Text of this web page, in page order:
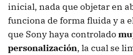
inicial, nada que objetar en
funciona de forma fluida y a
que Sony haya controlado
personalización, la cual se